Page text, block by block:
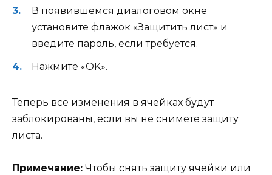
В появившемся диалоговом окне
установите флажок «Защитить лист» и
введите пароль, если требуется.
Нажмите «OK».
Теперь все изменения в ячейках будут
заблокированы, если вы не снимете защиту
листа.
Примечание: Чтобы снять защиту ячейки или